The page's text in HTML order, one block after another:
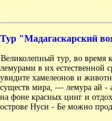
Тур "Мадагаскарский
Великолепный тур, во время
лемурами в их естественной
увидите хамелеонов и
существ мира, — лемура ай -
на фоне красных цинг и
острове Нуси - Бе можно